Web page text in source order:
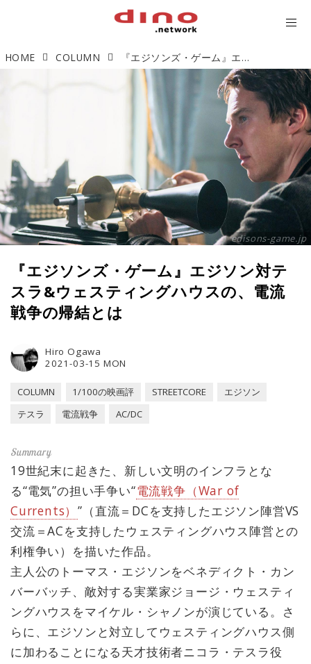
HOME COLUMN 『エジソンズ・ゲーム』エジソン対テスラ&ウェスティングハウスの、電流戦争の帰結とは
edisons-game.jp
『エジソンズ・ゲーム』エジソン対テ
スラ&ウェスティングハウスの、電流
戦争の帰結とは
2021-03-15 MON
Hiro Ogawa
COLUMN 1/100の映画評 STREETCORE
エジソン
テスラ
電流戦争 AC/DC
19世紀末に起きた、新しい文明のインフラとな
る“電気”の担い手争い“電流戦争（War of
Currents） ”（直流＝DCを支持したエジソン陣営VS
交流＝ACを支持したウェスティングハウス陣営との
利権争い）を描いた作品。
主人公のトーマス・エジソンをベネディクト・カン
バーバッチ、敵対する実業家ジョージ・ウェスティ
ングハウスをマイケル・シャノンが演じている。さ
らに、エジソンと対立してウェスティングハウス側
に加わることになる天才技術者ニコラ・テスラ役